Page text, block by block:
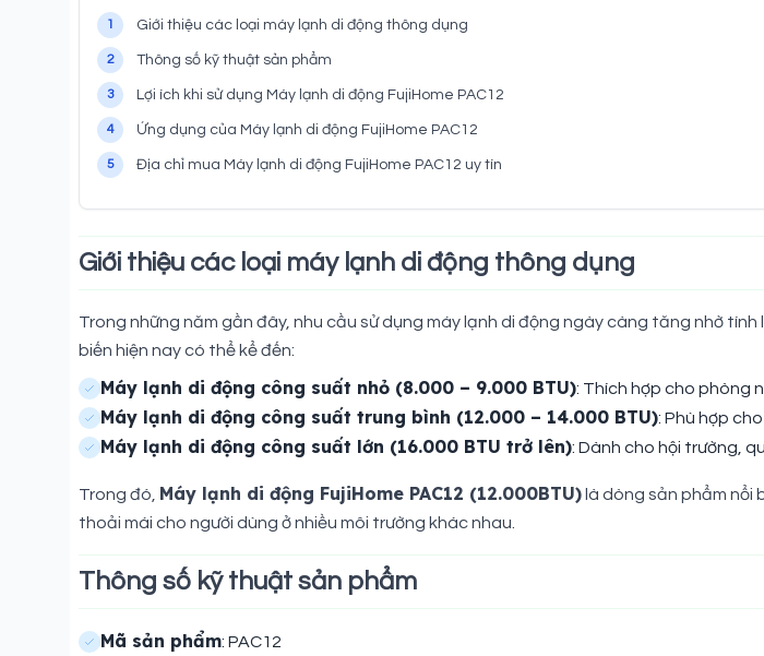
1 Giới thiệu các loại máy lạnh di động thông dụng
2 Thông số kỹ thuật sản phẩm
3 Lợi ích khi sử dụng Máy lạnh di động FujiHome PAC12
4 Ứng dụng của Máy lạnh di động FujiHome PAC12
5 Địa chỉ mua Máy lạnh di động FujiHome PAC12 uy tín
Giới thiệu các loại máy lạnh di động thông dụng
Trong những năm gần đây, nhu cầu sử dụng máy lạnh di động ngày càng tăng nhờ
biến hiện nay có thể kể đến:
Máy lạnh di động công suất nhỏ (8.000 – 9.000 BTU): Thích hợp cho phòng
Máy lạnh di động công suất trung bình (12.000 – 14.000 BTU): Phù hợp
Máy lạnh di động công suất lớn (16.000 BTU trở lên): Dành cho hội trường,
Trong đó, Máy lạnh di động FujiHome PAC12 (12.000BTU) là dòng sản phẩm nổi
thoải mái cho người dùng ở nhiều môi trường khác nhau.
Thông số kỹ thuật sản phẩm
Mã sản phẩm: PAC12